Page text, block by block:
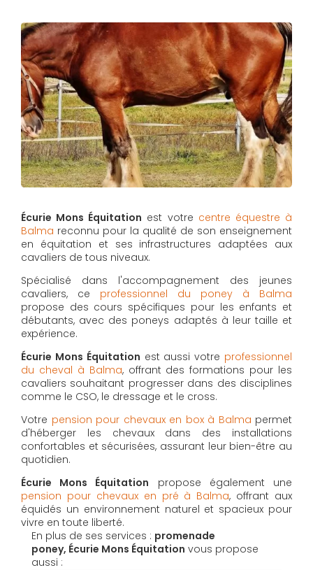
Écurie Mons Équitation est votre centre équestre à
Balma reconnu pour la qualité de son enseignement
en équitation et ses infrastructures adaptées aux
cavaliers de tous niveaux.
Spécialisé dans l'accompagnement des jeunes
cavaliers, ce professionnel du poney à Balma
propose des cours spécifiques pour les enfants et
débutants, avec des poneys adaptés à leur taille et
expérience.
Écurie Mons Équitation est aussi votre professionnel
du cheval à Balma, offrant des formations pour les
cavaliers souhaitant progresser dans des disciplines
comme le CSO, le dressage et le cross.
Votre pension pour chevaux en box à Balma permet
d'héberger les chevaux dans des installations
confortables et sécurisées, assurant leur bien-être au
quotidien.
Écurie Mons Équitation propose également une
pension pour chevaux en pré à Balma, offrant aux
équidés un environnement naturel et spacieux pour
vivre en toute liberté.
En plus de ses services : promenade
poney, Écurie Mons Équitation vous propose
aussi :